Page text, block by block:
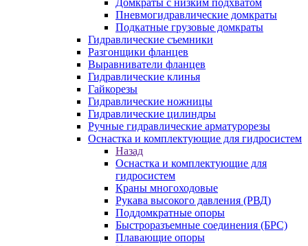
Домкраты с низким подхватом
Пневмогидравлические домкраты
Подкатные грузовые домкраты
Гидравлические съемники
Разгонщики фланцев
Выравниватели фланцев
Гидравлические клинья
Гайкорезы
Гидравлические ножницы
Гидравлические цилиндры
Ручные гидравлические арматурорезы
Оснастка и комплектующие для гидросистем
Назад
Оснастка и комплектующие для
гидросистем
Краны многоходовые
Рукава высокого давления (РВД)
Поддомкратные опоры
Быстроразъемные соединения (БРС)
Плавающие опоры